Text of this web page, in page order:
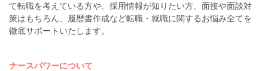
て転職を考えている方や、採用情報が知りたい方、面接や面談対
策はもちろん、履歴書作成など転職・就職に関するお悩み全てを
徹底サポートいたします。
ナースパワーについて